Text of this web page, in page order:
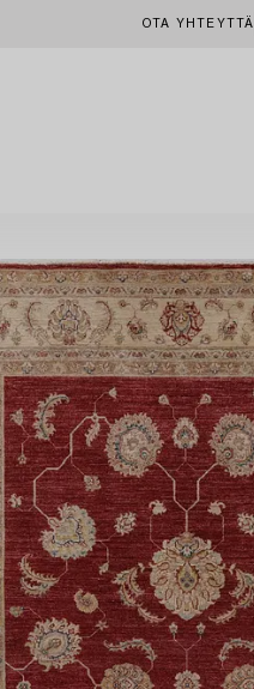
OTA YHTEYTTÄ